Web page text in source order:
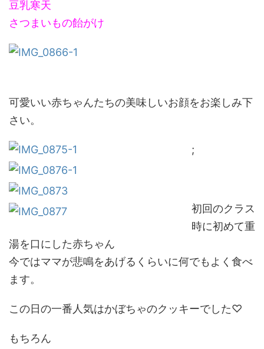
豆乳寒天
さつまいもの飴がけ
可愛いい赤ちゃんたちの美味しいお顔をお楽しみ下
さい。
;
初回のクラス
時に初めて重
湯を口にした赤ちゃん
今ではママが悲鳴をあげるくらいに何でもよく食べ
ます。
この日の一番人気はかぼちゃのクッキーでした♡
もちろん